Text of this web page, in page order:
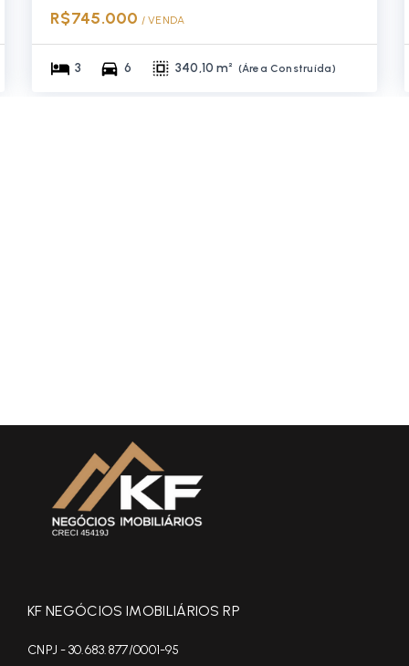
R$745.000 / VENDA
3 6 340,10 m² (Área Construída)
KF NEGÓCIOS IMOBILIÁRIOS RP
CNPJ - 30.683.877/0001-95